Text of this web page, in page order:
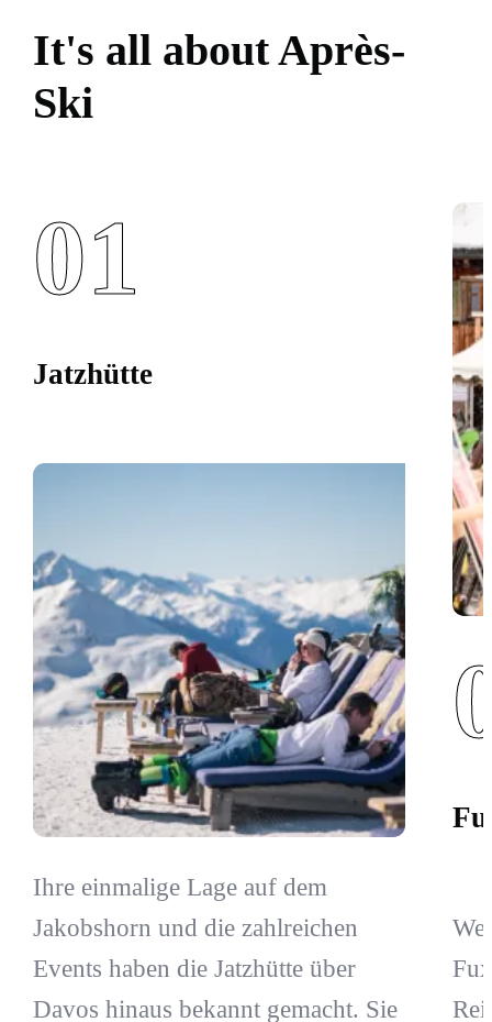
It's all about Après-
Ski
01
Jatzhütte
Ihre einmalige Lage auf dem
Jakobshorn und die zahlreichen
Events haben die Jatzhütte über
Davos hinaus bekannt gemacht. Sie